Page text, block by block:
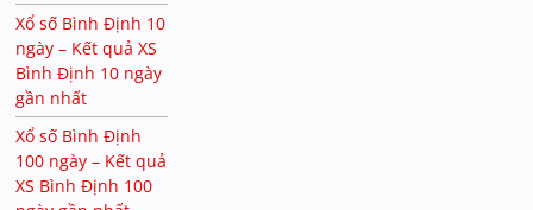
Xổ số Bình Định 10
ngày – Kết quả XS
Bình Định 10 ngày
gần nhất
Xổ số Bình Định
100 ngày – Kết quả
XS Bình Định 100